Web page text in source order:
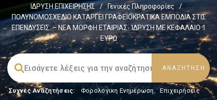
ΙΔΡΥΣΗ ΕΠΙΧΕΙΡΗΣΗΣ
/ Γενικές Πληροφορίες
/
ΠΟΛΥΝΟΜΟΣΧΕΔΙΟ ΚΑΤΑΡΓΕΙ ΓΡΑΦΕΙΟΚΡΑΤΙΚΑ ΕΜΠΟΔΙΑ ΣΤΙΣ
ΕΠΕΝΔΥΣΕΙΣ. – ΝΕΑ ΜΟΡΦΗ ΕΤΑΙΡΙΑΣ- ΊΔΡΥΣΗ ΜΕ ΚΕΦΑΛΑΙΟ 1
ΕΥΡΩ
Συχνές Αναζητήσεις: Φορολογικη Ενημέρωση, Επιχειρήσεις